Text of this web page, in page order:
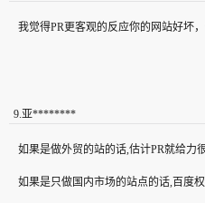
我觉得PR更客观的反应你的网站好坏
9.亚********
如果是做外贸的站的话,估计PR就给力
如果是只做国内市场的站点的话,百度